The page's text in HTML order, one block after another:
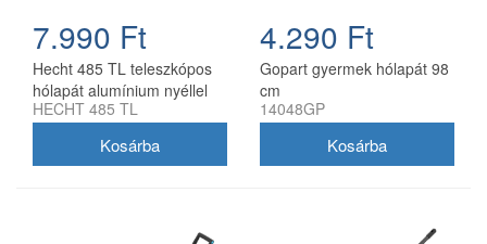
7.990 Ft
Hecht 485 TL teleszkópos
hólapát alumínium nyéllel
HECHT 485 TL
4.290 Ft
Gopart gyermek hólapát 98
cm
14048GP